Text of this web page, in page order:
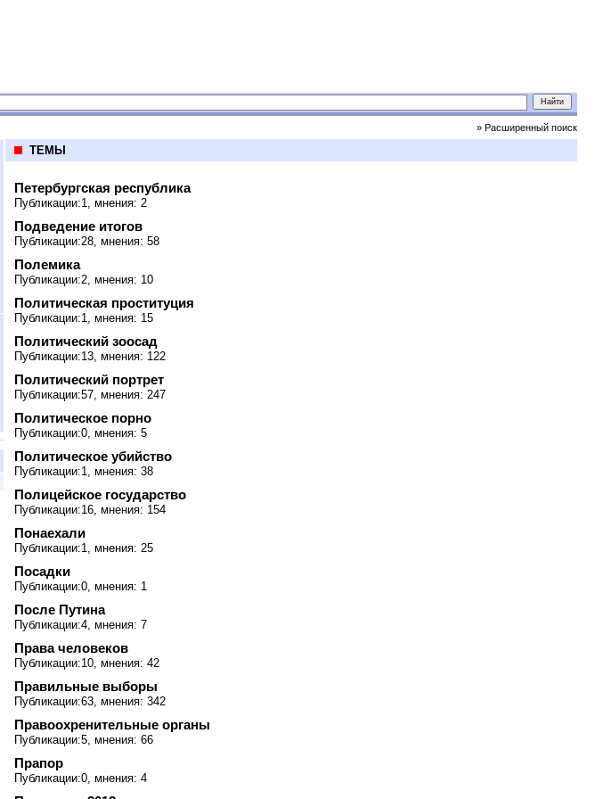
» Расширенный поиск
ТЕМЫ
Петербургская республика
Публикации:1, мнения: 2
Подведение итогов
Публикации:28, мнения: 58
Полемика
Публикации:2, мнения: 10
Политическая проституция
Публикации:1, мнения: 15
Политический зоосад
Публикации:13, мнения: 122
Политический портрет
Публикации:57, мнения: 247
Политическое порно
Публикации:0, мнения: 5
Политическое убийство
Публикации:1, мнения: 38
Полицейское государство
Публикации:16, мнения: 154
Понаехали
Публикации:1, мнения: 25
Посадки
Публикации:0, мнения: 1
После Путина
Публикации:4, мнения: 7
Права человеков
Публикации:10, мнения: 42
Правильные выборы
Публикации:63, мнения: 342
Правоохренительные органы
Публикации:5, мнения: 66
Прапор
Публикации:0, мнения: 4